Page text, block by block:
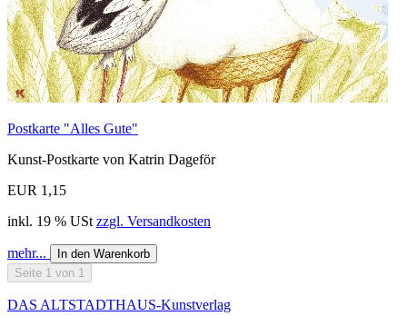
Postkarte "Alles Gute"
Kunst-Postkarte von Katrin Dageför
EUR 1,15
inkl. 19 % USt zzgl. Versandkosten
mehr...
In den Warenkorb
Seite 1 von 1
DAS ALTSTADTHAUS-Kunstverlag